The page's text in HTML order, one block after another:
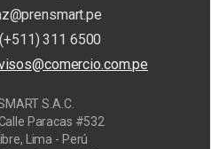
311 6500
S.A.C.
Paracas #532
Lima - Perú